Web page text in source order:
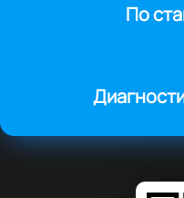
По